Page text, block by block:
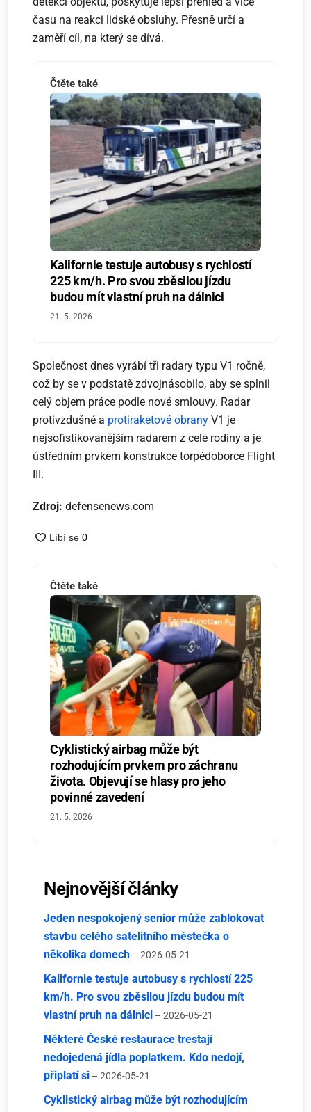
času na reakci lidské obsluhy. Přesně určí a
zaměří cíl, na který se dívá.
Čtěte také
Kalifornie testuje autobusy s rychlostí
225 km/h. Pro svou zběsilou jízdu
budou mít vlastní pruh na dálnici
21. 5. 2026
Společnost dnes vyrábí tři radary typu V1 ročně,
což by se v podstatě zdvojnásobilo, aby se splnil
celý objem práce podle nové smlouvy. Radar
protivzdušné a protiraketové obrany V1 je
nejsofistikovanějším radarem z celé rodiny a je
ústředním prvkem konstrukce torpédoborce Flight
III.
Zdroj: defensenews.com
Čtěte také
Cyklistický airbag může být
rozhodujícím prvkem pro záchranu
života. Objevují se hlasy pro jeho
povinné zavedení
21. 5. 2026
Nejnovější články
Jeden nespokojený senior může zablokovat
stavbu celého satelitního městečka o
několika domech – 2026-05-21
Kalifornie testuje autobusy s rychlostí 225
km/h. Pro svou zběsilou jízdu budou mít
vlastní pruh na dálnici – 2026-05-21
Některé České restaurace trestají
nedojedená jídla poplatkem. Kdo nedojí,
připlatí si – 2026-05-21
Cyklistický airbag může být rozhodujícím